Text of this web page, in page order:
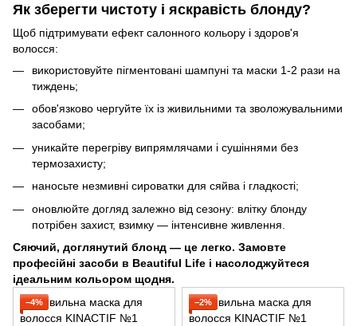
Як зберегти чистоту і яскравість блонду?
Щоб підтримувати ефект салонного кольору і здоров'я
волосся:
використовуйте пігментовані шампуні та маски 1-2 рази на
тиждень;
обов'язково чергуйте їх із живильними та зволожувальними
засобами;
уникайте перегріву випрямлячами і сушіннями без
термозахисту;
наносьте незмивні сироватки для сяйва і гладкості;
оновлюйте догляд залежно від сезону: влітку блонду
потрібен захист, взимку — інтенсивне живлення.
Сяючий, доглянутий блонд — це легко. Замовте
професійні засоби в Beautiful Life і насолоджуйтеся
ідеальним кольором щодня.
−4% −2%